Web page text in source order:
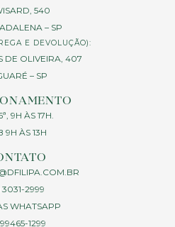
540
– SP
E DEVOLUÇÃO):
DE OLIVEIRA, 407
– SP
9H ÀS 17H.
9H ÀS 13H
3031-2999
WHATSAPP
99465-1299